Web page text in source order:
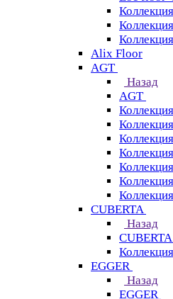
Alix Floor
AGT
Назад
AGT
CUBERTA
Назад
CUBERTA
EGGER
Назад
EGGER